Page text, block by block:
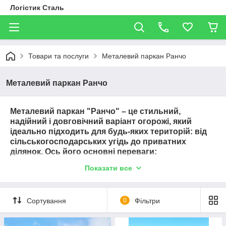
Логістик Сталь
Товари та послуги Металевий паркан Ранчо
Металевий паркан Ранчо
Металевий паркан "Ранчо" – це стильний,
надійний і довговічний варіант огорожі, який
ідеально підходить для будь-яких територій: від
сільськогосподарських угідь до приватних
ділянок. Ось його основні переваги:
Надійність і довговічність: металеві огорожі
Естетичний вигляд
: паркани в стилі "ранчо" мають
вписується в природний ландшафт і додає вашій
Показати все
Сортування 0 Фільтри